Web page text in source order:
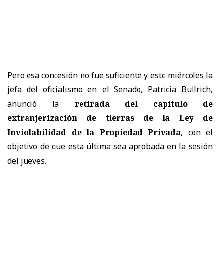
Pero esa concesión no fue suficiente y este miércoles la
jefa del oficialismo en el Senado, Patricia Bullrich,
anunció la retirada del capítulo de
extranjerización de tierras de la Ley de
Inviolabilidad de la Propiedad Privada, con el
objetivo de que esta última sea aprobada en la sesión
del jueves.